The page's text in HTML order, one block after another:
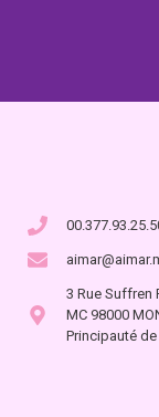
3 Rue Suffren
MC 98000
Principauté